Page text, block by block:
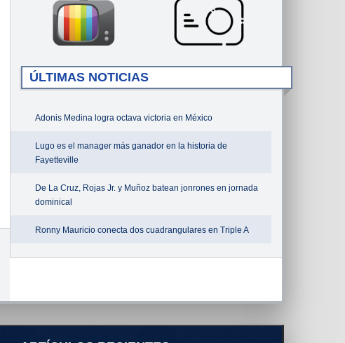
ÚLTIMAS NOTICIAS
Adonis Medina logra octava victoria en México
Lugo es el manager más ganador en la historia de
Fayetteville
De La Cruz, Rojas Jr. y Muñoz batean jonrones en jornada
dominical
Ronny Mauricio conecta dos cuadrangulares en Triple A